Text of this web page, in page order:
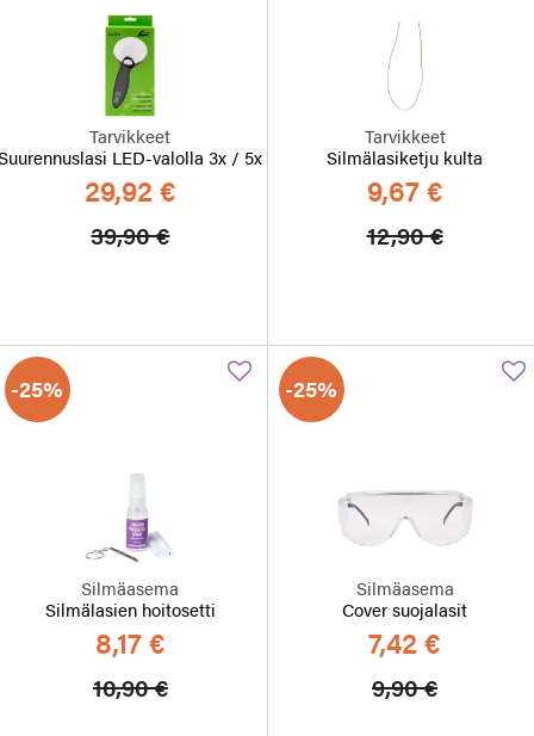
Tarvikkeet
LED-valolla 3x / 5x
29,92 €
Hinta alennettu
39,90 €Alennettu hinta
Tarvikkeet
Silmälasiketju kulta
9,67 €
Hinta alennettu
12,90 €
-25%
Silmäasema
Silmälasien hoitosetti
8,17 €
Hinta alennettu
10,90 €Alennettu hinta
-25%
Silmäasema
Cover suojalasit
7,42 €
Hinta
9,90 €